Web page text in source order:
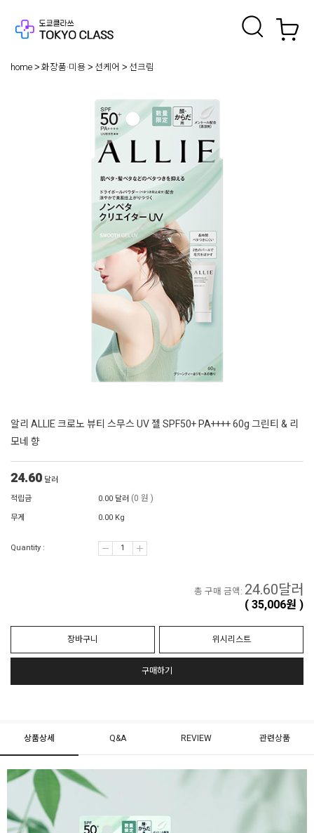
home 화장품·미용 선케어 선크림
알리 ALLIE 크로노 뷰티 스무스 UV 젤 SPF50+ PA++++ 60g 그린티 & 리
모네 향
24.60 달러
적립금
0.00 달러 (0 원 )
무게 0.00 Kg
Quantity :
총 구매 금액: 24.60달러
(35,006원 )
장바구니 위시리스트
구매하기
상품상세 Q&A REVIEW 관련상품